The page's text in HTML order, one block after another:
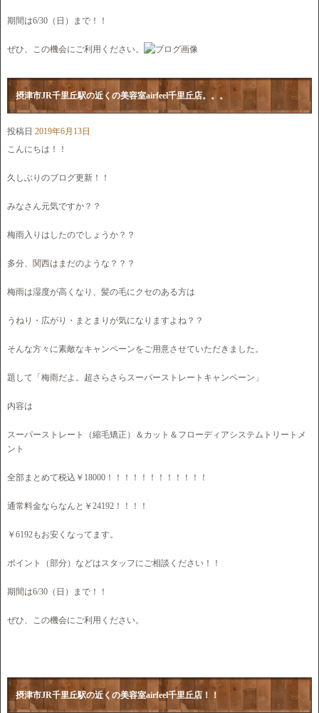
期間は6/30（日）まで！！
ぜひ、この機会にご利用ください。
摂津市JR千里丘駅の近くの美容室airfeel千里丘店。。。
投稿日 2019年6月13日
こんにちは！！
久しぶりのブログ更新！！
みなさん元気ですか？？
梅雨入りはしたのでしょうか？？
多分、関西はまだのような？？？
梅雨は湿度が高くなり、髪の毛にクセのある方は
うねり・広がり・まとまりが気になりますよね？？
そんな方々に素敵なキャンペーンをご用意させていただきました。
題して「梅雨だよ。超さらさらスーパーストレートキャンペーン」
内容は
スーパーストレート（縮毛矯正）＆カット＆フローディアシステムトリートメ
ント
全部まとめて税込￥18000！！！！！！！！！！！！
通常料金ならなんと￥24192！！！！
￥6192もお安くなってます。
ポイント（部分）などはスタッフにご相談ください！！
期間は6/30（日）まで！！
ぜひ、この機会にご利用ください。
摂津市JR千里丘駅の近くの美容室airfeel千里丘店！！